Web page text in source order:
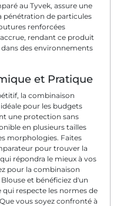
au Tyvek, assure une
pénétration de particules
renforcées
rendant ce produit
des environnements
et Pratique
la combinaison
pour les budgets
une protection sans
en plusieurs tailles
morphologies. Faites
pour trouver la
répondra le mieux à vos
pour la combinaison
et bénéficiez d'un
respecte les normes de
vous soyez confronté à